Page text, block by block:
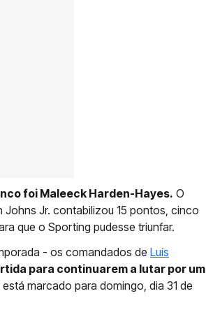
foi Maleeck Harden-Hayes. O
Jr. contabilizou 15 pontos, cinco
que o Sporting pudesse triunfar.
- os comandados de Luís
para continuarem a lutar por um
marcado para domingo, dia 31 de